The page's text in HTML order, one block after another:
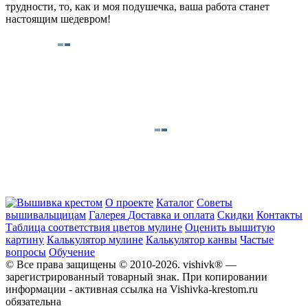
трудности, то, как и моя подушечка, ваша работа станет
настоящим шедевром!
О проекте Каталог Советы
вышивальщицам Галерея Доставка и оплата Скидки Контакты
Таблица соответствия цветов мулине Оценить вышитую
картину Калькулятор мулине Калькулятор канвы Частые
вопросы Обучение
© Все права защищены © 2010-2026. vishivk® —
зарегистрированный товарный знак. При копировании
информации - активная ссылка на Vishivka-krestom.ru
обязательна